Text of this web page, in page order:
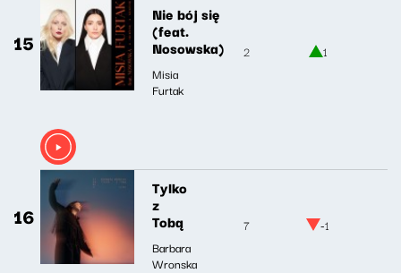
15
Nie bój się
(feat.
Nosowska)
Misia
Furtak
2 1
16
Tylko
z
Tobą
Barbara
Wronska
7 -1